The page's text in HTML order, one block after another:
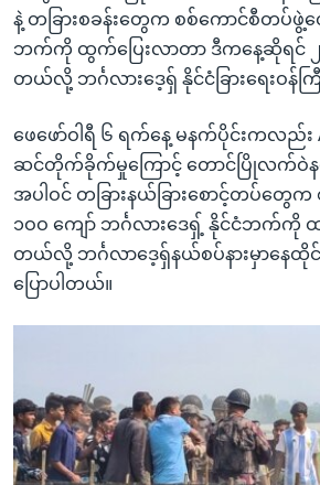
နဲ့ တခြားစခန်းတွေက စစ်ကောင်စီတပ်ဖွဲ့တွ
ဘက်ကို ထွက်ပြေးလာတာ ဒီကနေ့ဆိုရင်
တယ်လို့ ဘင်္ဂလားဒေ့ရှ် နိုင်ငံခြားရေးဝန်က
ဖေဖော်ဝါရီ ၆ ရက်နေ့ မနက်ပိုင်းကလည်
ဆင်တိုက်ခိုက်မှုကြောင့် တောင်ပြိုလက်ဝဲနယ်
အပါဝင် တခြားနယ်ခြားစောင့်တပ်တွေ
၁ဝဝ ကျော် ဘင်္ဂလားဒေရှ့် နိုင်ငံဘက်ကို
တယ်လို့ ဘင်္ဂလာဒေ့ရှ်နယ်စပ်နားမှာနေထို
ပြောပါတယ်။